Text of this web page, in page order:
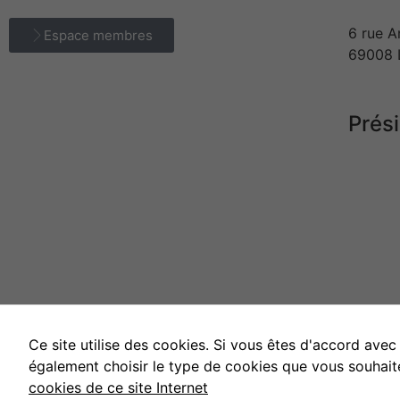
Espace membres
6 rue
69008
Contact Mentions légales
Ce site utilise des cookies. Si vous êtes d'accord
également choisir le type de cookies que vous
cookies de ce site Internet